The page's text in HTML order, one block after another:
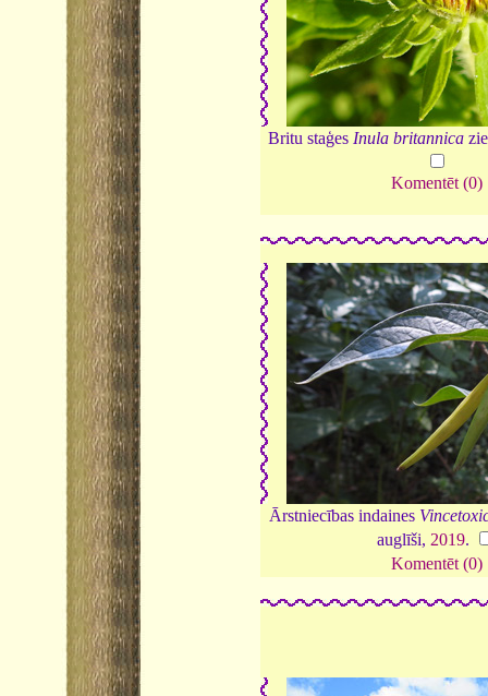
Britu staģes Inula britannica
Komentēt (0)
Ārstniecības indaines
auglīši, 2019.
Komentēt (0)